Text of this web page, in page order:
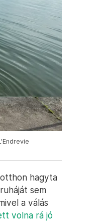
hagyta
sem
a válás
volna rá jó